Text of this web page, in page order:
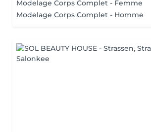
Modelage Corps Complet - Femme
Modelage Corps Complet - Homme